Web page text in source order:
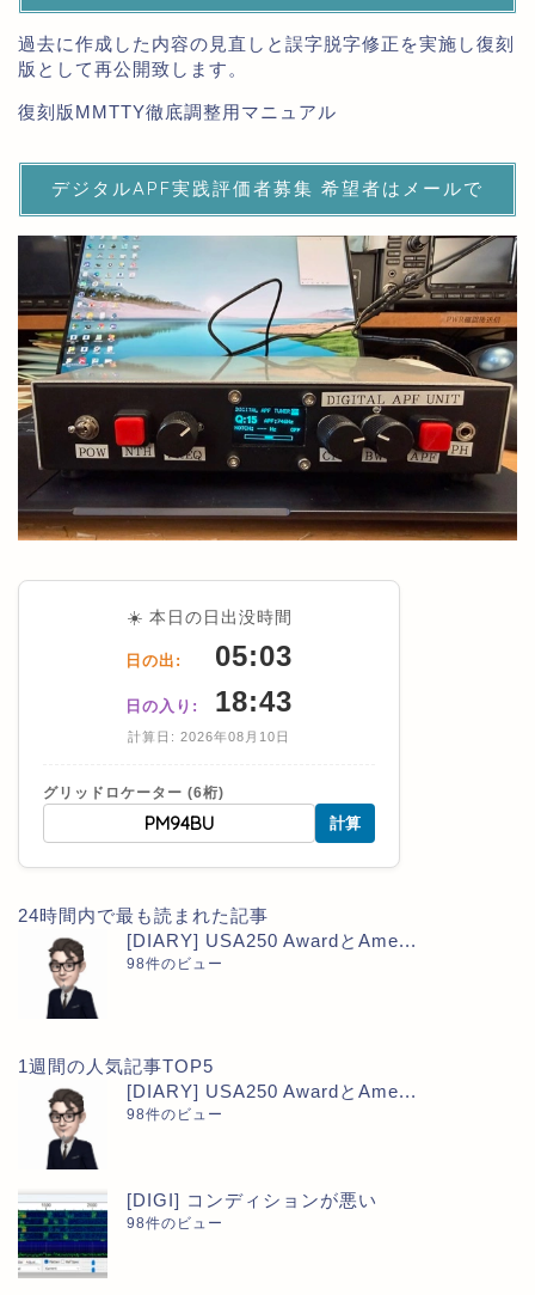
過去に作成した内容の見直しと誤字脱字修正を実施し復刻
版として再公開致します。
復刻版MMTTY徹底調整用マニュアル
デジタルAPF実践評価者募集 希望者はメールで
☀️ 本日の日出没時間
日の出: 05:03
日の入り: 18:43
計算日: 2026年08月10日
グリッドロケーター (6桁)
計算
24時間内で最も読まれた記事
[DIARY] USA250 AwardとAme...
98件のビュー
1週間の人気記事TOP5
[DIARY] USA250 AwardとAme...
98件のビュー
[DIGI] コンディションが悪い
98件のビュー